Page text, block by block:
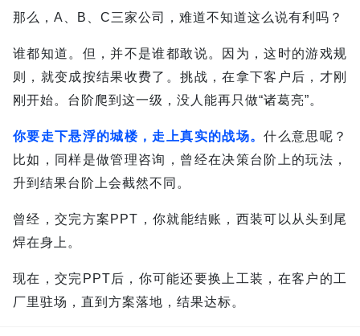
那么，A、B、C三家公司，难道不知道这么说有利吗？
谁都知道。 但，并不是谁都敢说。因为，这时的游戏规
则，就变成按结果收费了。挑战，在拿下客户后，才刚
刚开始。台阶爬到这一级，没人能再只做“诸葛亮”。
你要走下悬浮的城楼，走上真实的战场。什么意思呢？
比如，同样是做管理咨询，曾经在决策台阶上的玩法，
升到结果台阶上会截然不同。
曾经，交完方案PPT，你就能结账，西装可以从头到尾
焊在身上。
现在，交完PPT后，你可能还要换上工装，在客户的工
厂里驻场，直到方案落地，结果达标。